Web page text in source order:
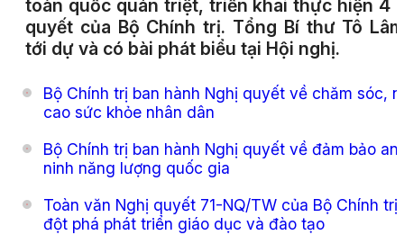
toàn quốc quán triệt, triển khai thực hiện 4
quyết của Bộ Chính trị. Tổng Bí thư Tô
tới dự và có bài phát biểu tại Hội nghị.
Bộ Chính trị ban hành Nghị quyết về chăm sóc,
cao sức khỏe nhân dân
Bộ Chính trị ban hành Nghị quyết về đảm bảo an
ninh năng lượng quốc gia
Toàn văn Nghị quyết 71-NQ/TW của Bộ Chính trị
đột phá phát triển giáo dục và đào tạo